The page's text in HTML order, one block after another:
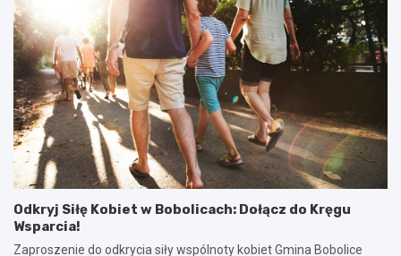
Odkryj Siłę Kobiet w Bobolicach: Dołącz do Kręgu
Wsparcia!
Zaproszenie do odkrycia siły wspólnoty kobiet Gmina Bobolice